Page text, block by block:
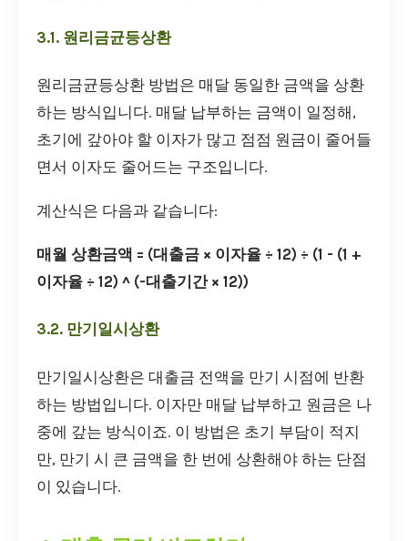
3.1. 원리금균등상환
원리금균등상환 방법은 매달 동일한 금액을 상환
하는 방식입니다. 매달 납부하는 금액이 일정해,
초기에 갚아야 할 이자가 많고 점점 원금이 줄어들
면서 이자도 줄어드는 구조입니다.
계산식은 다음과 같습니다:
매월 상환금액 = (대출금 × 이자율 ÷ 12) ÷ (1 - (1 +
이자율 ÷ 12) ^ (-대출기간 × 12))
3.2. 만기일시상환
만기일시상환은 대출금 전액을 만기 시점에 반환
하는 방법입니다. 이자만 매달 납부하고 원금은 나
중에 갚는 방식이죠. 이 방법은 초기 부담이 적지
만, 만기 시 큰 금액을 한 번에 상환해야 하는 단점
이 있습니다.